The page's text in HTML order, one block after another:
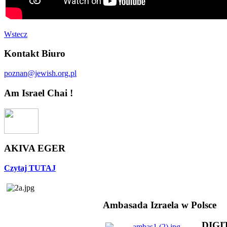
Wstecz
Kontakt Biuro
poznan@jewish.org.pl
Am Israel Chai !
AKIVA EGER
Czytaj TUTAJ
Ambasada Izraela w Polsce